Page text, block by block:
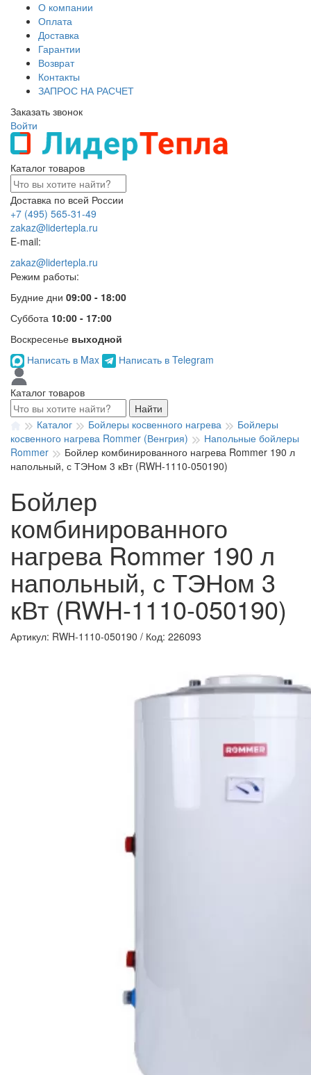
О компании
Оплата
Доставка
Гарантии
Возврат
Контакты
ЗАПРОС НА РАСЧЕТ
Заказать звонок
Войти
Каталог товаров
Доставка по всей России
+7 (495) 565-31-49
zakaz@lidertepla.ru
E-mail:
zakaz@lidertepla.ru
Режим работы:
Будние дни 09:00 - 18:00
Суббота 10:00 - 17:00
Воскресенье выходной
Написать в Max
Написать в Telegram
Каталог товаров
Найти
Каталог
Бойлеры косвенного нагрева
Бойлеры
косвенного нагрева Rommer (Венгрия)
Напольные бойлеры
Rommer
Бойлер комбинированного нагрева Rommer 190 л
напольный, с ТЭНом 3 кВт (RWH-1110-050190)
Бойлер
комбинированного
нагрева Rommer 190 л
напольный, с ТЭНом 3
кВт (RWH-1110-050190)
Артикул: RWH-1110-050190 / Код: 226093